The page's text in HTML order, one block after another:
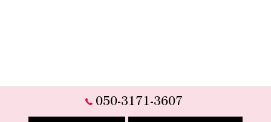
050-3171-3607